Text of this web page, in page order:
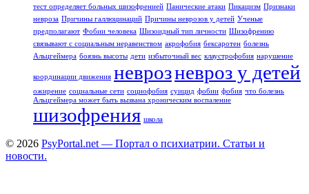
тест определяет больных шизофренией Панические атаки Пикацизм Признаки
невроза Причины галлюцинаций Причины неврозов у детей Ученые
предполагают Фобии человека Шизоидный тип личности Шизофрению
связывают с социальным неравенством акрофобия бексаротен болезнь
Альцгеймера боязнь высоты дети избыточный вес клаустрофобия нарушение
координации движения неврозневроз у детей
ожирение социальные сети социофобия суицид фобии фобия что болезнь
Альцгеймера может быть вызвана хроническим воспаление
шизофрения школа
© 2026 PsyPortal.net — Портал о психиатрии. Статьи и
новости.